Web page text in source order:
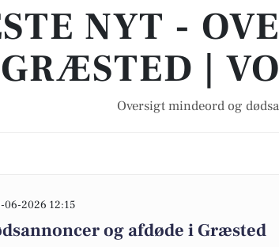
NYT -
GRÆSTED |
Oversigt mindeord og
06-2026 12:15
og afdøde i Græsted